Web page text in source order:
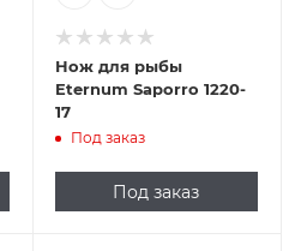
Нож для рыбы
Eternum Saporro 1220-
17
Под заказ
Под заказ